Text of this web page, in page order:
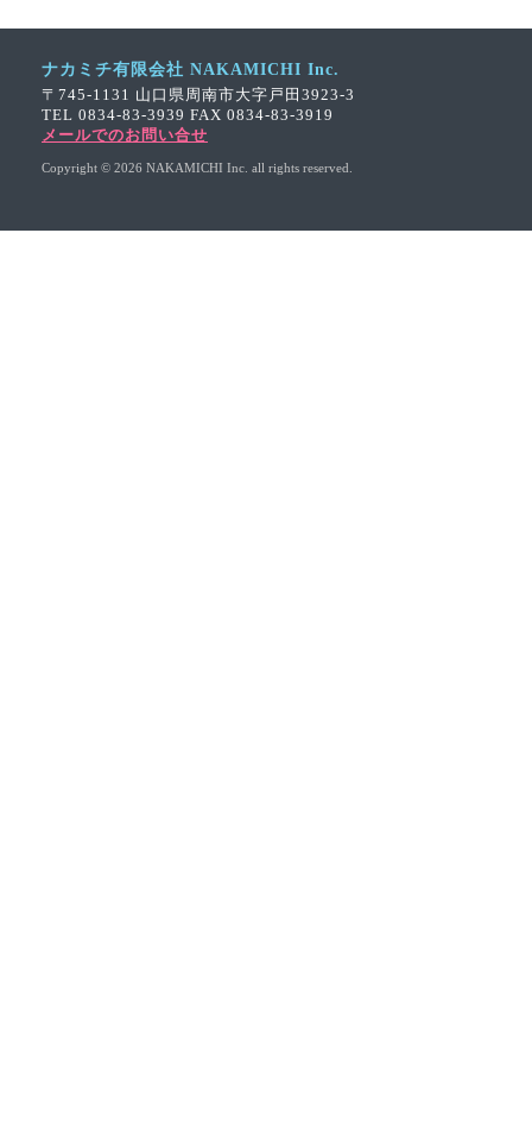
ナカミチ有限会社 NAKAMICHI Inc.
〒745-1131 山口県周南市大字戸田3923-3
TEL 0834-83-3939 FAX 0834-83-3919
メールでのお問い合せ
Copyright © 2026 NAKAMICHI Inc. all rights reserved.